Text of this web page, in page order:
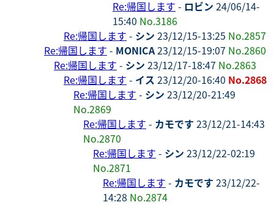
Re:帰国します - ロビン 24/06/14-
15:40 No.3186
Re:帰国します - シン 23/12/15-13:25 No.2857
Re:帰国します - MONICA23/12/15-19:07 No.2860
Re:帰国します - シン 23/12/17-18:47 No.2863
Re:帰国します - イス 23/12/20-16:40 No.2868
Re:帰国します - シン 23/12/20-21:49
No.2869
Re:帰国します - カモです 23/12/21-14:43
No.2870
Re:帰国します - シン 23/12/22-02:19
No.2871
Re:帰国します - カモです 23/12/22-
14:28 No.2874